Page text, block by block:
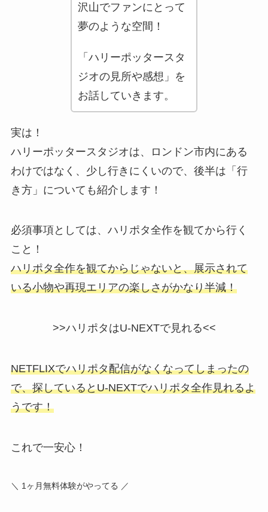
沢山でファンにとって
夢のような空間！
「ハリーポッタースタ
ジオの見所や感想」を
お話していきます。
実は！
ハリーポッタースタジオは、ロンドン市内にある
わけではなく、少し行きにくいので、後半は「行
き方」についても紹介します！
必須事項としては、ハリポタ全作を観てから行く
こと！
ハリポタ全作を観てからじゃないと、展示されて
いる小物や再現エリアの楽しさがかなり半減！
>>ハリポタはU-NEXTで見れる<<
NETFLIXでハリポタ配信がなくなってしまったの
で、探しているとU-NEXTでハリポタ全作見れるよ
うです！
これで一安心！
＼ 1ヶ月無料体験がやってる ／